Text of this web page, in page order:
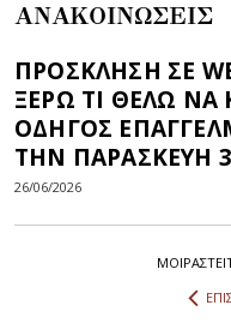
ΑΝΑΚΟΙΝΩΣΕΙΣ
ΠΡΟΣΚΛΗΣΗ ΣΕ
ΞΕΡΩ ΤΙ ΘΕΛΩ
ΟΔΗΓΟΣ
ΤΗΝ ΠΑΡΑΣΚΕΥΗ 3
26/06/2026